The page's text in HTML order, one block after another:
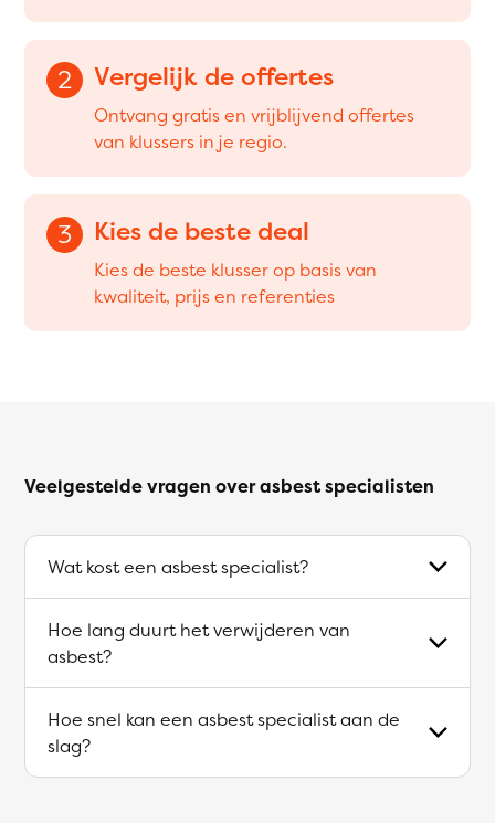
2 Vergelijk de offertes
Ontvang gratis en vrijblijvend offertes
van klussers in je regio.
3 Kies de beste deal
Kies de beste klusser op basis van
kwaliteit, prijs en referenties
Veelgestelde vragen over asbest specialisten
Wat kost een asbest specialist?
Hoe lang duurt het verwijderen van
asbest?
Hoe snel kan een asbest specialist aan de
slag?